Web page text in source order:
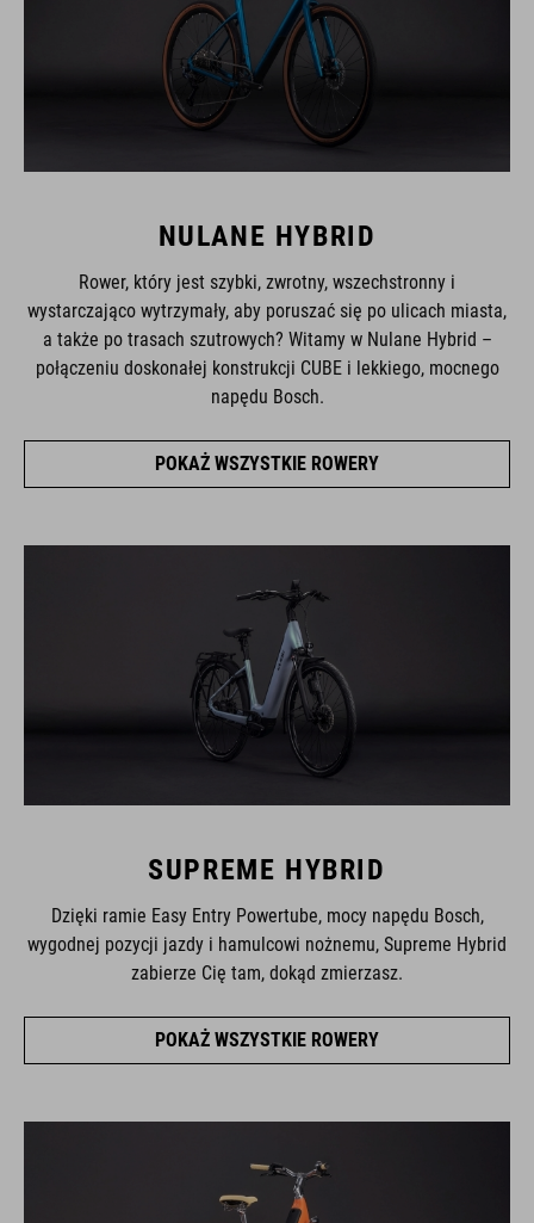
NULANE HYBRID
Rower, który jest szybki, zwrotny, wszechstronny i
wystarczająco wytrzymały, aby poruszać się po ulicach miasta,
a także po trasach szutrowych? Witamy w Nulane Hybrid –
połączeniu doskonałej konstrukcji CUBE i lekkiego, mocnego
napędu Bosch.
POKAŻ WSZYSTKIE ROWERY
SUPREME HYBRID
Dzięki ramie Easy Entry Powertube, mocy napędu Bosch,
wygodnej pozycji jazdy i hamulcowi nożnemu, Supreme Hybrid
zabierze Cię tam, dokąd zmierzasz.
POKAŻ WSZYSTKIE ROWERY